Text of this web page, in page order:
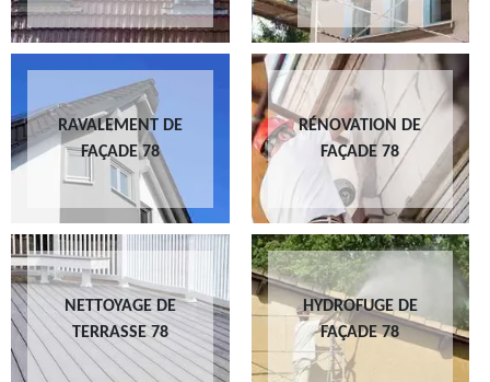
RAVALEMENT DE
FAÇADE 78
RÉNOVATION DE
FAÇADE 78
NETTOYAGE DE
TERRASSE 78
HYDROFUGE DE
FAÇADE 78